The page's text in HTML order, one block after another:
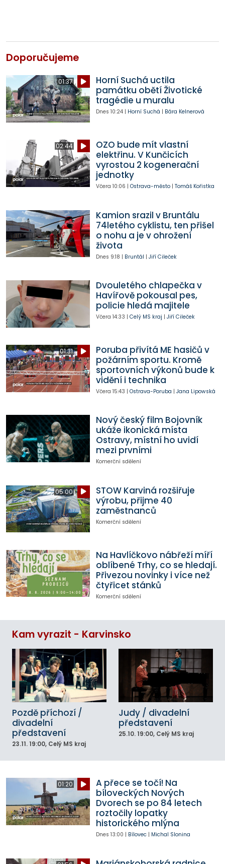
Doporučujeme
01:37
Horní Suchá uctila
památku obětí Životické
tragédie u muralu
Dnes 10:24| Horní Suchá | Bára Kelnerová
02:44
OZO bude mít vlastní
elektřinu. V Kunčicích
vyrostou 2 kogenerační
jednotky
Včera 10:06 | Ostrava-město| Tomáš Kořistka
Kamion srazil v Bruntálu
74letého cyklistu, ten přišel
o nohu a je v ohrožení
života
Dnes 9:18 | Bruntál | Jiří Cileček
Dvouletého chlapečka v
Havířově pokousal pes,
policie hledá majitele
Včera 14:33 | Celý MS kraj | Jiří Cileček
01:31
Poruba přivítá ME hasičů v
požárním sportu. Kromě
sportovních výkonů bude k
vidění i technika
Včera 15:43 | Ostrava-Poruba | Jana Lipowská
Nový český film Bojovník
ukáže ikonická místa
Ostravy, místní ho uvidí
mezi prvními
Komerční sdělení
05:00
STOW Karviná rozšiřuje
výrobu, přijme 40
zaměstnanců
Komerční sdělení
Na Havlíčkovo nábřeží míří
oblíbené Trhy, co se hledají.
Přivezou novinky i více než
čtyřicet stánků
Komerční sdělení
Kam vyrazit - Karvinsko
Pozdě příchozí /
divadelní
představení
23.11. 19:00, Celý MS kraj
Judy / divadelní
představení
25.10. 19:00, Celý MS kraj
01:20
A přece se točí! Na
bíloveckých Nových
Dvorech se po 84 letech
roztočily lopatky
historického mlýna
Dnes 13:00 | Bílovec| Michal Slonina